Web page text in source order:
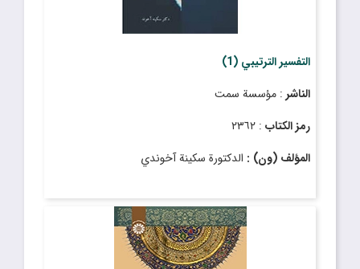
التفسير الترتيبي (1)
الناشر : مؤسسة سمت
رمز الكتاب : ٢٣٦٢
المؤلف (ون) : الدكتورة سكينة آخوندي